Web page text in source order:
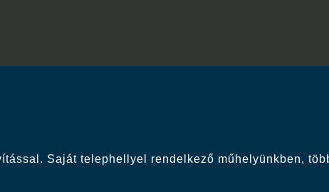
Saját telephellyel rendelkező műhelyünkben,